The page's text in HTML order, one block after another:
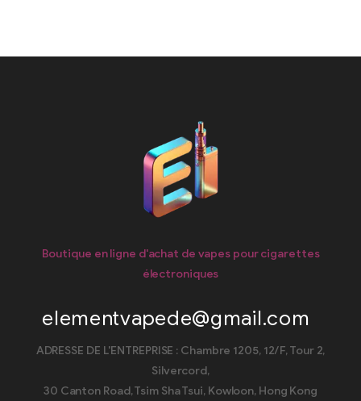
Boutique en ligne d'achat de vapes pour cigarettes
électroniques
elementvapede@gmail.com
ADRESSE DE L'ENTREPRISE : Chambre 1205, 12/F, Tour 2,
Silvercord,
30 Canton Road, Tsim Sha Tsui, Kowloon, Hong Kong